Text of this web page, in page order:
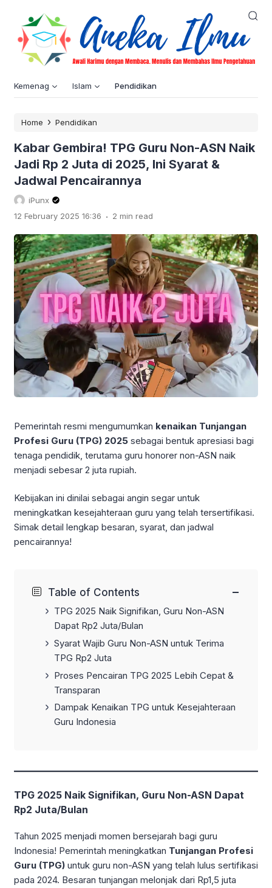
Kemenag Islam Pendidikan
Home › Pendidikan
Kabar Gembira! TPG Guru Non-ASN Naik
Jadi Rp 2 Juta di 2025, Ini Syarat &
Jadwal Pencairannya
iPunx
12 February 2025 16:36 . 2 min read
Pemerintah resmi mengumumkan kenaikan Tunjangan
Profesi Guru (TPG) 2025 sebagai bentuk apresiasi bagi
tenaga pendidik, terutama guru honorer non-ASN naik
menjadi sebesar 2 juta rupiah.
Kebijakan ini dinilai sebagai angin segar untuk
meningkatkan kesejahteraan guru yang telah tersertifikasi.
Simak detail lengkap besaran, syarat, dan jadwal
pencairannya!
Table of Contents −
TPG 2025 Naik Signifikan, Guru Non-ASN
Dapat Rp2 Juta/Bulan
Syarat Wajib Guru Non-ASN untuk Terima
TPG Rp2 Juta
Proses Pencairan TPG 2025 Lebih Cepat &
Transparan
Dampak Kenaikan TPG untuk Kesejahteraan
Guru Indonesia
TPG 2025 Naik Signifikan, Guru Non-ASN Dapat
Rp2 Juta/Bulan
Tahun 2025 menjadi momen bersejarah bagi guru
Indonesia! Pemerintah meningkatkan Tunjangan Profesi
Guru (TPG) untuk guru non-ASN yang telah lulus sertifikasi
pada 2024. Besaran tunjangan melonjak dari Rp1,5 juta